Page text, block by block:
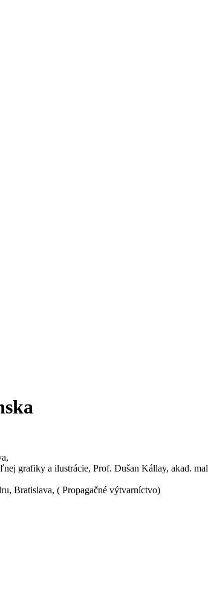
grafiky a ilustrácie, Prof. Dušan Kállay, akad. mal
Bratislava, ( Propagačné výtvarníctvo)